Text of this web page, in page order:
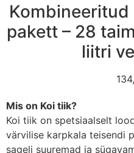
pakett – 28
liitri
Mis on Koi tiik?
Koi tiik on spetsiaalselt
värvilise karpkala teisendi
sageli suuremad ja